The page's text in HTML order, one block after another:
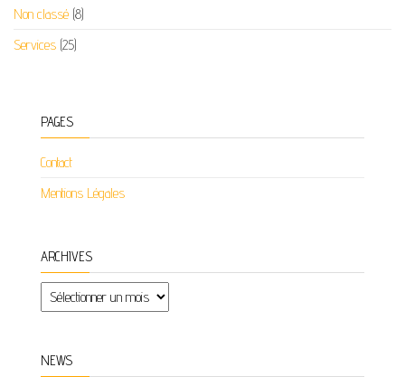
Non classé (8)
Services (25)
PAGES
Contact
Mentions Légales
ARCHIVES
Archives
NEWS